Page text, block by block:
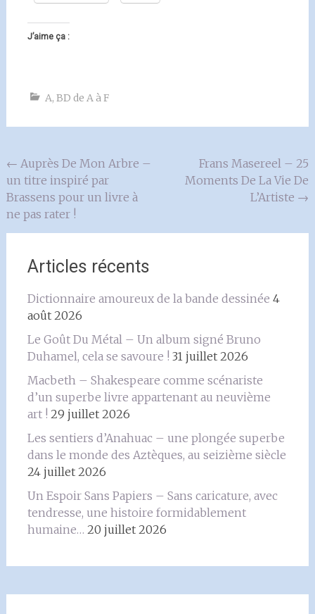
J’aime ça :
A, BD de A à F
Navigation
de
l'article
← Auprès De Mon Arbre –
un titre inspiré par
Brassens pour un livre à
ne pas rater !
Frans Masereel – 25
Moments De La Vie De
L’Artiste →
Articles récents
Dictionnaire amoureux de la bande dessinée 4
août 2026
Le Goût Du Métal – Un album signé Bruno
Duhamel, cela se savoure ! 31 juillet 2026
Macbeth – Shakespeare comme scénariste
d’un superbe livre appartenant au neuvième
art ! 29 juillet 2026
Les sentiers d’Anahuac – une plongée superbe
dans le monde des Aztèques, au seizième siècle
24 juillet 2026
Un Espoir Sans Papiers – Sans caricature, avec
tendresse, une histoire formidablement
humaine… 20 juillet 2026